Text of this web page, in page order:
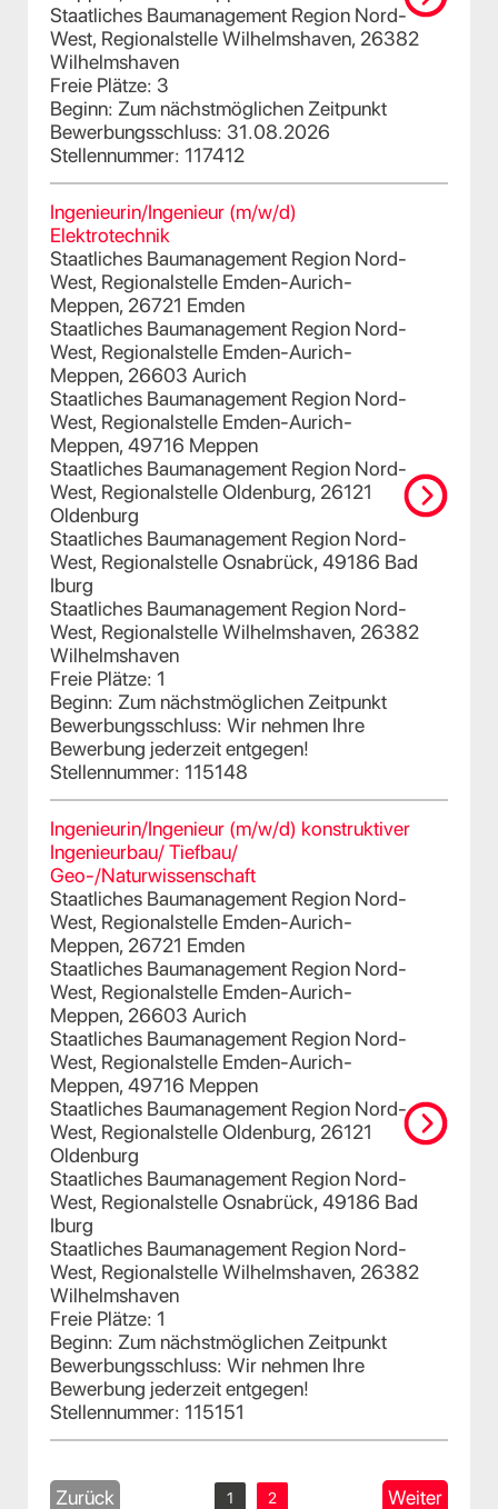
Staatliches Baumanagement Region Nord-
West, Regionalstelle Wilhelmshaven, 26382
Wilhelmshaven
Freie Plätze: 3
Beginn: Zum nächstmöglichen Zeitpunkt
Bewerbungsschluss: 31.08.2026
Stellennummer: 117412
Ingenieurin/Ingenieur (m/w/d)
Elektrotechnik
Staatliches Baumanagement Region Nord-
West, Regionalstelle Emden-Aurich-
Meppen, 26721 Emden
Staatliches Baumanagement Region Nord-
West, Regionalstelle Emden-Aurich-
Meppen, 26603 Aurich
Staatliches Baumanagement Region Nord-
West, Regionalstelle Emden-Aurich-
Meppen, 49716 Meppen
Staatliches Baumanagement Region Nord-
West, Regionalstelle Oldenburg, 26121
Oldenburg
Staatliches Baumanagement Region Nord-
West, Regionalstelle Osnabrück, 49186 Bad
Iburg
Staatliches Baumanagement Region Nord-
West, Regionalstelle Wilhelmshaven, 26382
Wilhelmshaven
Freie Plätze: 1
Beginn: Zum nächstmöglichen Zeitpunkt
Bewerbungsschluss: Wir nehmen Ihre
Bewerbung jederzeit entgegen!
Stellennummer: 115148
Ingenieurin/Ingenieur (m/w/d) konstruktiver
Ingenieurbau/ Tiefbau/
Geo-/Naturwissenschaft
Staatliches Baumanagement Region Nord-
West, Regionalstelle Emden-Aurich-
Meppen, 26721 Emden
Staatliches Baumanagement Region Nord-
West, Regionalstelle Emden-Aurich-
Meppen, 26603 Aurich
Staatliches Baumanagement Region Nord-
West, Regionalstelle Emden-Aurich-
Meppen, 49716 Meppen
Staatliches Baumanagement Region Nord-
West, Regionalstelle Oldenburg, 26121
Oldenburg
Staatliches Baumanagement Region Nord-
West, Regionalstelle Osnabrück, 49186 Bad
Iburg
Staatliches Baumanagement Region Nord-
West, Regionalstelle Wilhelmshaven, 26382
Wilhelmshaven
Freie Plätze: 1
Beginn: Zum nächstmöglichen Zeitpunkt
Bewerbungsschluss: Wir nehmen Ihre
Bewerbung jederzeit entgegen!
Stellennummer: 115151
Zurück 1 2 Weiter